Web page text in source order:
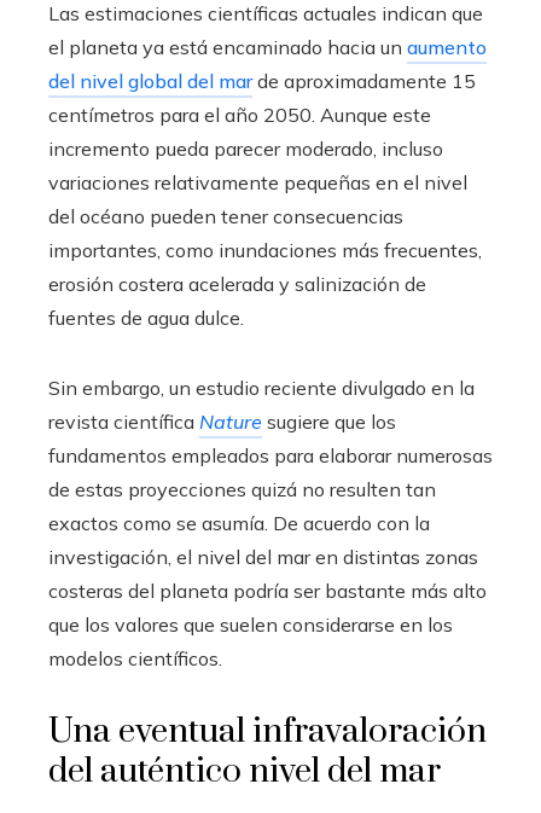
Las estimaciones científicas actuales indican que
el planeta ya está encaminado hacia un aumento
del nivel global del marde aproximadamente 15
centímetros para el año 2050. Aunque este
incremento pueda parecer moderado, incluso
variaciones relativamente pequeñas en el nivel
del océano pueden tener consecuencias
importantes, como inundaciones más frecuentes,
erosión costera acelerada y salinización de
fuentes de agua dulce.
Sin embargo, un estudio reciente divulgado en la
revista científica Nature sugiere que los
fundamentos empleados para elaborar numerosas
de estas proyecciones quizá no resulten tan
exactos como se asumía. De acuerdo con la
investigación, el nivel del mar en distintas zonas
costeras del planeta podría ser bastante más alto
que los valores que suelen considerarse en los
modelos científicos.
Una eventual infravaloración
del auténtico nivel del mar